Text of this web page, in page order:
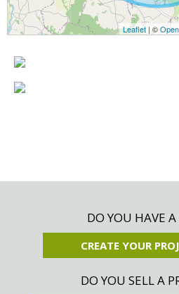
Leaflet | ©
DO YOU HAVE A
CREATE YOUR
DO YOU SELL A